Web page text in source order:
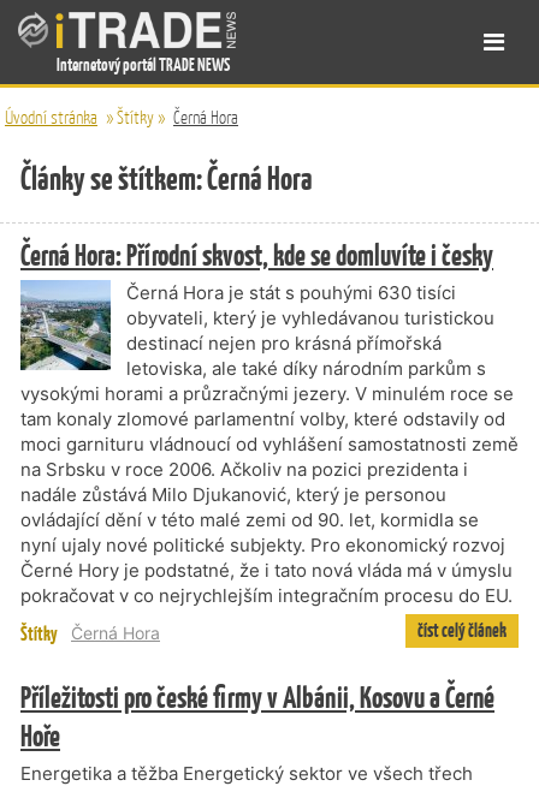
Internetový portál TRADE NEWS
Úvodní stránka »Štítky» Černá Hora
Články se štítkem: Černá Hora
Černá Hora: Přírodní skvost, kde se domluvíte i česky
Černá Hora je stát s pouhými 630 tisíci
obyvateli, který je vyhledávanou turistickou
destinací nejen pro krásná přímořská
letoviska, ale také díky národním parkům s
vysokými horami a průzračnými jezery. V minulém roce se
tam konaly zlomové parlamentní volby, které odstavily od
moci garnituru vládnoucí od vyhlášení samostatnosti země
na Srbsku v roce 2006. Ačkoliv na pozici prezidenta i
nadále zůstává Milo Djukanović, který je personou
ovládající dění v této malé zemi od 90. let, kormidla se
nyní ujaly nové politické subjekty. Pro ekonomický rozvoj
Černé Hory je podstatné, že i tato nová vláda má v úmyslu
pokračovat v co nejrychlejším integračním procesu do EU.
Štítky Černá Hora číst celý článek
Příležitosti pro české firmy v Albánii, Kosovu a Černé
Hoře
Energetika a těžba Energetický sektor ve všech třech